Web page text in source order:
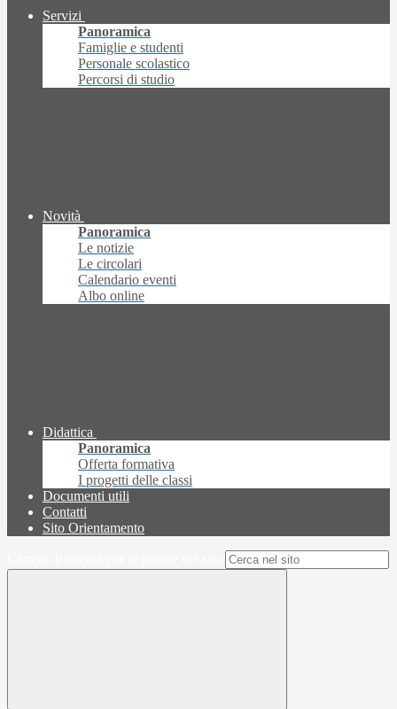
Servizi
Panoramica
Famiglie e studenti
Personale scolastico
Percorsi di studio
Novità
Panoramica
Le notizie
Le circolari
Calendario eventi
Albo online
Didattica
Panoramica
Offerta formativa
I progetti delle classi
Documenti utili
Contatti
Sito Orientamento